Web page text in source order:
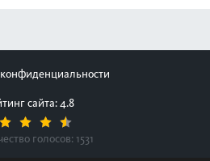
сайта: 4.8
голосов: 1531